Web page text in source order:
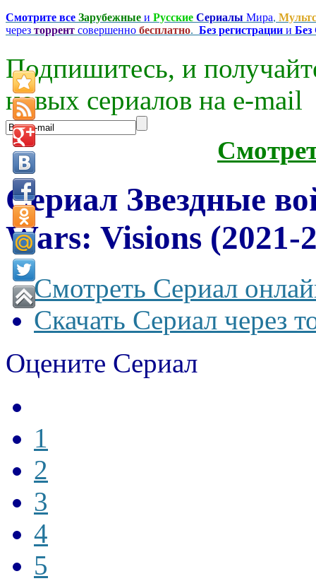
Смотрите все Зарубежные и Русские Сериалы Мира,
через торрент совершенно бесплатно. Без регистрации и
Подпишитесь, и
новых сериалов на e-mаil
Сериал Звездные
Wars: Visions (2021-
Смотреть Сериал
Скачать Сериал через
Оцените Сериал
1
2
3
4
5